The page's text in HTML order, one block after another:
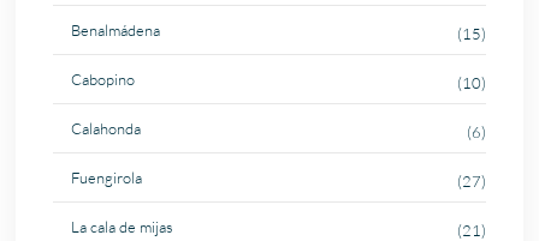
Benalmádena (15)
Cabopino (10)
Calahonda (6)
Fuengirola (27)
La cala de mijas (21)